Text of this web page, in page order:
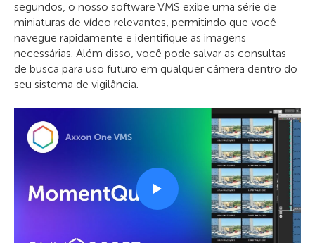
segundos, o nosso software VMS exibe uma série de
miniaturas de vídeo relevantes, permitindo que você
navegue rapidamente e identifique as imagens
necessárias. Além disso, você pode salvar as consultas
de busca para uso futuro em qualquer câmera dentro do
seu sistema de vigilância.